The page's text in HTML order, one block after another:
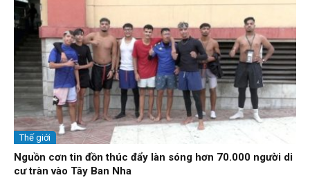
Thế giới
Nguồn cơn tin đồn thúc đẩy làn sóng hơn 70.000 người di
cư tràn vào Tây Ban Nha